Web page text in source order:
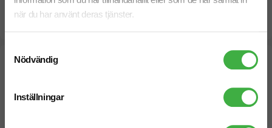
när du har använt deras tjänster.
Nödvändig
Inställningar
11
Beräknad leveranstid: 25
arbetsdagar